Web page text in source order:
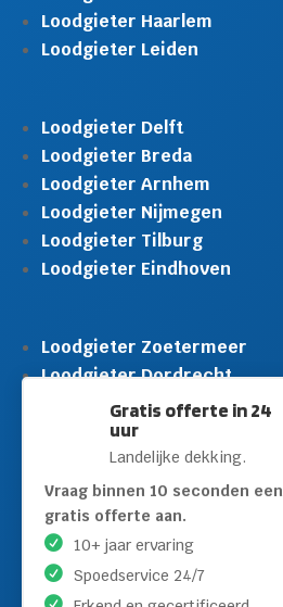
Gratis offerte in 24
uur
Landelijke dekking.
Vraag binnen 10 seconden een
gratis offerte aan.
10+ jaar ervaring
Spoedservice 24/7
Loodgieter Haarlem
Loodgieter Leiden
Loodgieter Delft
Loodgieter Breda
Loodgieter Arnhem
Loodgieter Nijmegen
Loodgieter Tilburg
Loodgieter Eindhoven
Loodgieter Zoetermeer
Loodgieter Dordrecht
Loodgieter Rijswijk
Loodgieter Schiedam
Loodgieter Leidschendam
Loodgieter Hilversum